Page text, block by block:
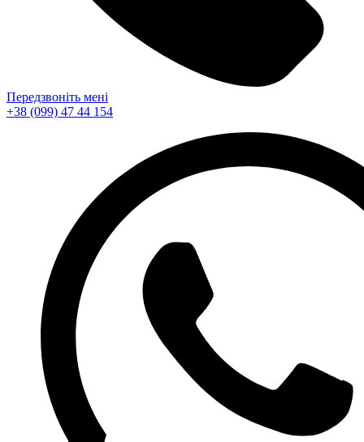
Передзвоніть мені
+38 (099) 47 44 154